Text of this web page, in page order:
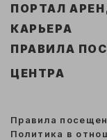
ПОРТАЛ
КАРЬЕРА
ПРАВИЛА
ЦЕНТРА
Правила
Политика в